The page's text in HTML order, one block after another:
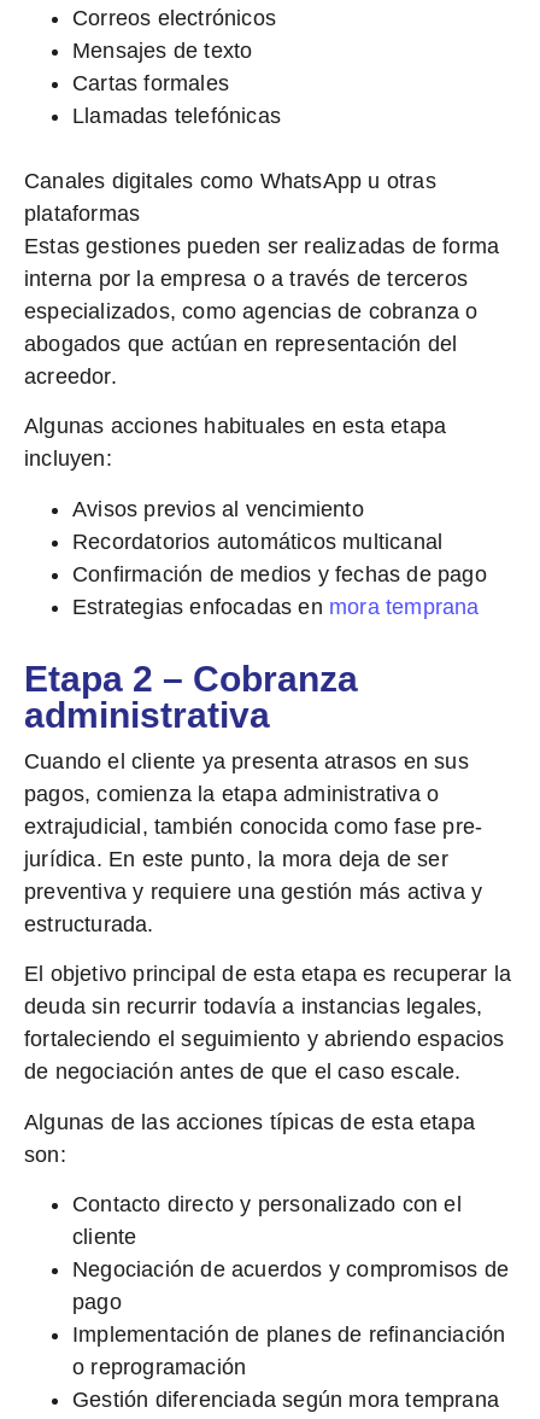
Correos electrónicos
Mensajes de texto
Cartas formales
Llamadas telefónicas
Canales digitales como WhatsApp u otras
plataformas
Estas gestiones pueden ser realizadas de forma
interna por la empresa o a través de terceros
especializados, como agencias de cobranza o
abogados que actúan en representación del
acreedor.
Algunas acciones habituales en esta etapa
incluyen:
Avisos previos al vencimiento
Recordatorios automáticos multicanal
Confirmación de medios y fechas de pago
Estrategias enfocadas en mora temprana
Etapa 2 – Cobranza
administrativa
Cuando el cliente ya presenta atrasos en sus
pagos, comienza la etapa administrativa o
extrajudicial, también conocida como fase pre-
jurídica. En este punto, la mora deja de ser
preventiva y requiere una gestión más activa y
estructurada.
El objetivo principal de esta etapa es recuperar la
deuda sin recurrir todavía a instancias legales,
fortaleciendo el seguimiento y abriendo espacios
de negociación antes de que el caso escale.
Algunas de las acciones típicas de esta etapa
son:
Contacto directo y personalizado con el
cliente
Negociación de acuerdos y compromisos de
pago
Implementación de planes de refinanciación
o reprogramación
Gestión diferenciada según mora temprana